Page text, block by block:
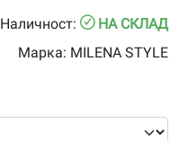
Наличност:
НА СКЛАД
Марка: MILENA STYLE